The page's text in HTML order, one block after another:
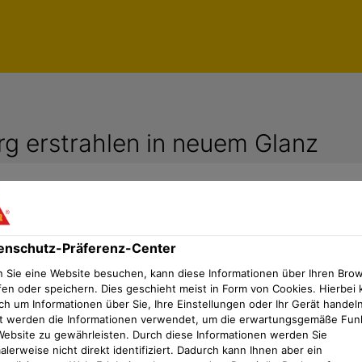
erstrahlen in neuem Glanz
des Denkmalschutzes
Nord gebaut. Bis 1983 wurden dort Züge
aus insgesamt fünf Gebäudeteilen und einer
nun die Sheddächer der Nord- und Südhalle
Präferenz-Center
Sie eine Website besuchen, kann diese Informationen über Ihren
oder speichern. Dies geschieht meist in Form von Cookies. Hierbei
um Informationen über Sie, Ihre Einstellungen oder Ihr Gerät
werden die Informationen verwendet, um die erwartungsgemäße
zu gewährleisten. Durch diese Informationen werden Sie
nicht direkt identifiziert. Dadurch kann Ihnen aber ein